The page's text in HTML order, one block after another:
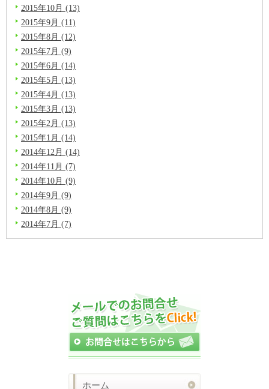
2015年10月 (13)
2015年9月 (11)
2015年8月 (12)
2015年7月 (9)
2015年6月 (14)
2015年5月 (13)
2015年4月 (13)
2015年3月 (13)
2015年2月 (13)
2015年1月 (14)
2014年12月 (14)
2014年11月 (7)
2014年10月 (9)
2014年9月 (9)
2014年8月 (9)
2014年7月 (7)
ホーム